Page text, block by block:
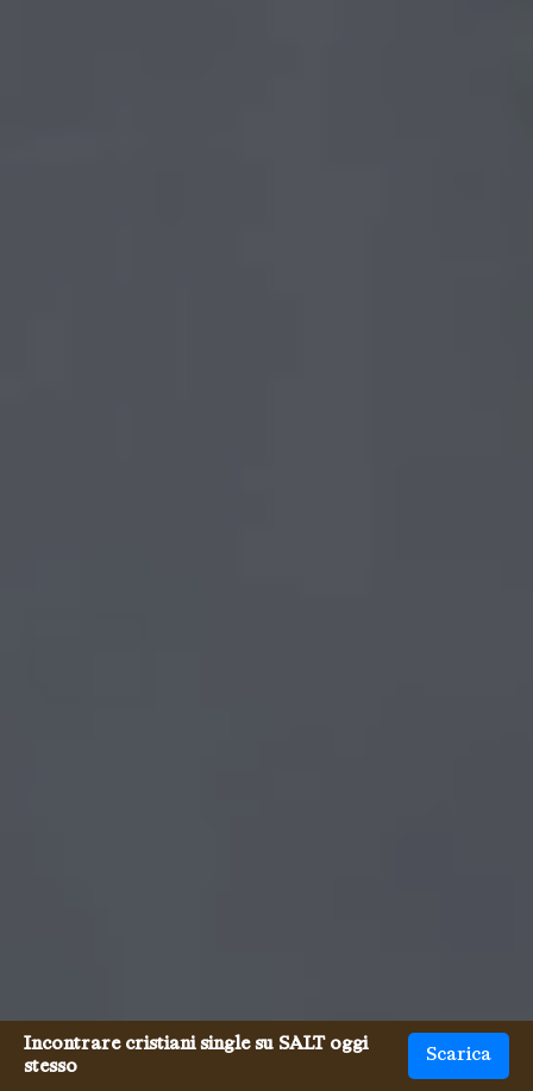
Incontrare cristiani single su SALT oggi
stesso
Scarica